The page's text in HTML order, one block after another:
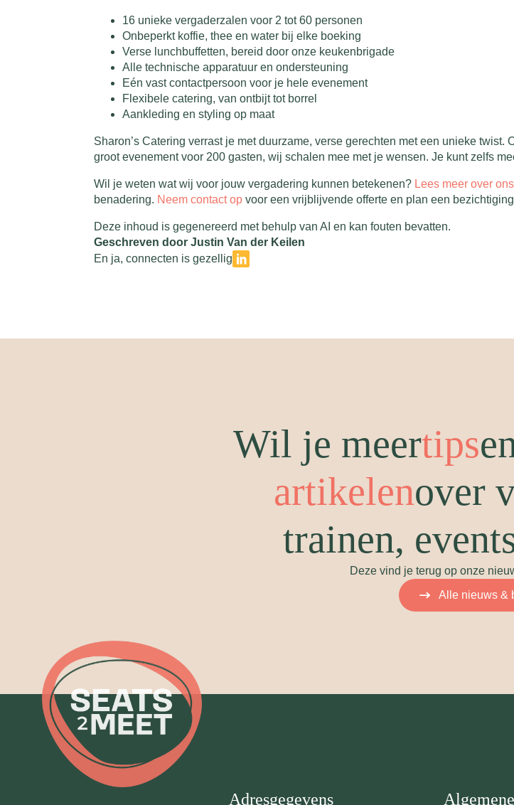
16 unieke vergaderzalen voor 2 tot 60 personen
Onbeperkt koffie, thee en water bij elke boeking
Verse lunchbuffetten, bereid door onze keukenbrigade
Alle technische apparatuur en ondersteuning
Eén vast contactpersoon voor je hele evenement
Flexibele catering, van ontbijt tot borrel
Aankleding en styling op maat
Sharon’s Catering verrast je met duurzame, verse gerechten met een unieke
groot evenement voor 200 gasten, wij schalen mee met je wensen. Je kunt zelfs
Wil je weten wat wij voor jouw vergadering kunnen betekenen? Lees meer over ons
benadering. Neem contact op voor een vrijblijvende offerte en plan een
Deze inhoud is gegenereerd met behulp van AI en kan fouten bevatten.
Geschreven door Justin Van der Keilen
En ja, connecten is gezellig
Wil je meertips
artikelenover
trainen,
Deze vind je terug op onze
Alle nieuws &
Adresgegevens